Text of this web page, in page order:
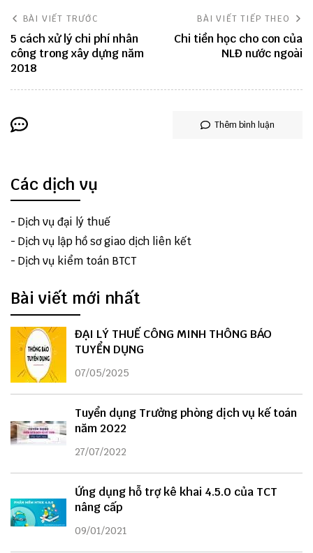
BÀI VIẾT TRƯỚC
5 cách xử lý chi phí nhân
công trong xây dựng năm
2018
BÀI VIẾT TIẾP THEO
Chi tiền học cho con của
NLĐ nước ngoài
Thêm bình luận
Các dịch vụ
- Dịch vụ đại lý thuế
- Dịch vụ lập hồ sơ giao dịch liên kết
- Dịch vụ kiểm toán BTCT
Bài viết mới nhất
ĐẠI LÝ THUẾ CÔNG MINH THÔNG BÁO
TUYỂN DỤNG
07/05/2025
Tuyển dụng Trưởng phòng dịch vụ kế toán
năm 2022
27/07/2022
Ứng dụng hỗ trợ kê khai 4.5.0 của TCT
nâng cấp
09/01/2021